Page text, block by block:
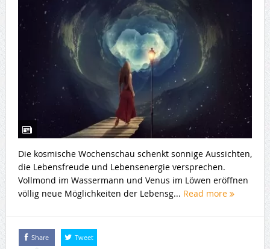
Die kosmische Wochenschau schenkt sonnige Aussichten,
die Lebensfreude und Lebensenergie versprechen.
Vollmond im Wassermann und Venus im Löwen eröffnen
völlig neue Möglichkeiten der Lebensg... Read more
Share Tweet